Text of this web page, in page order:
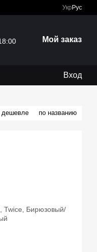
Укр Рус
Мой заказ
Вход
дешевле по названию